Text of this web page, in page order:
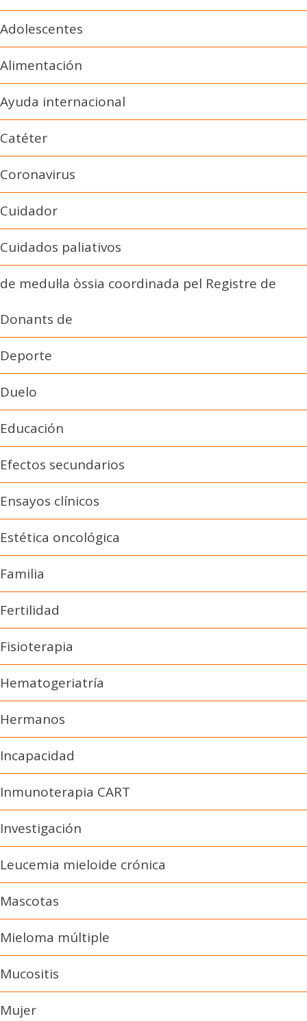
Adolescentes
Alimentación
Ayuda internacional
Catéter
Coronavirus
Cuidador
Cuidados paliativos
de medul·la òssia coordinada pel Registre de
Donants de
Deporte
Duelo
Educación
Efectos secundarios
Ensayos clínicos
Estética oncológica
Familia
Fertilidad
Fisioterapia
Hematogeriatría
Hermanos
Incapacidad
Inmunoterapia CART
Investigación
Leucemia mieloide crónica
Mascotas
Mieloma múltiple
Mucositis
Mujer